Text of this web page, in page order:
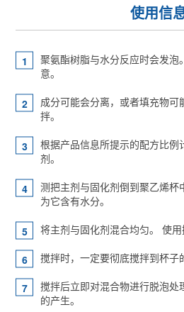
使用信
聚氨酯树脂与水分反应时会发泡
意。
成分可能会分离，或者填充物
拌。
根据产品信息所提示的配方比
剂。
测把主剂与固化剂倒到聚乙烯杯
为它含有水分。
将主剂与固化剂混合均匀。 使用
搅拌时，一定要彻底搅拌到杯子
搅拌后立即对混合物进行脱泡
的产生。